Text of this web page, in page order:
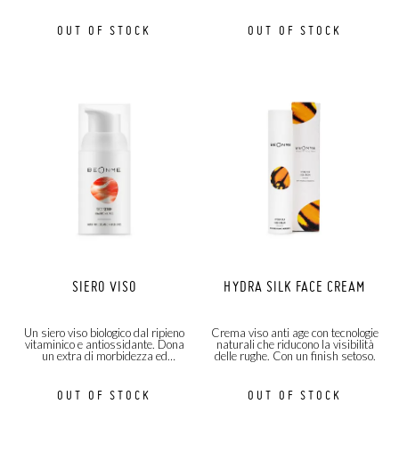
OUT OF STOCK OUT OF STOCK
SIERO VISO
Un siero viso biologico dal ripieno
vitaminico e antiossidante. Dona
un extra di morbidezza ed
OUT OF STOCK
HYDRA SILK FACE CREAM
Crema viso anti age con tecnologie
naturali che riducono la visibilità
delle rughe. Con un finish setoso.
OUT OF STOCK